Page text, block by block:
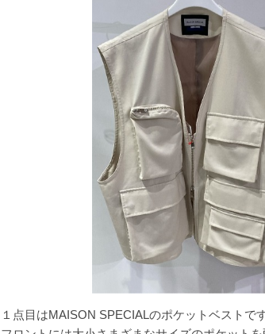
１点目はMAISON SPECIALのポケットベストです